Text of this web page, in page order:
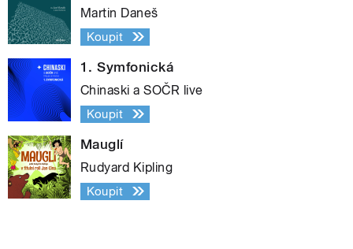
Martin Daneš
Koupit
1. Symfonická
Chinaski a SOČR live
Koupit
Mauglí
Rudyard Kipling
Koupit